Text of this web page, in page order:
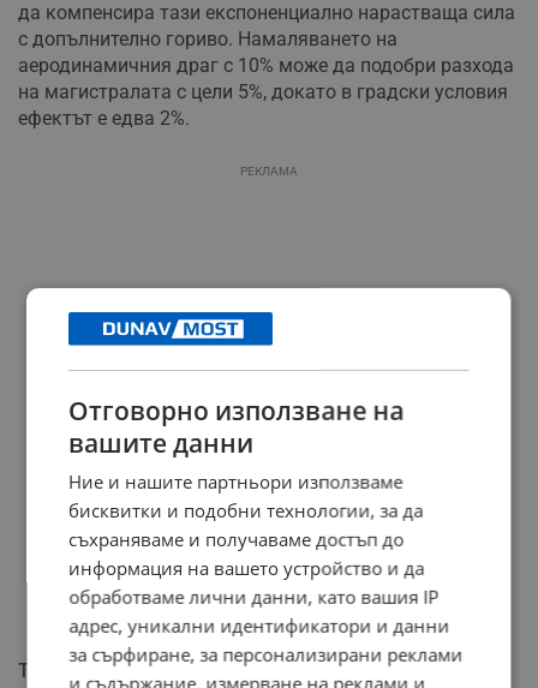
да компенсира тази експоненциално нарастваща сила
с допълнително гориво. Намаляването на
аеродинамичния драг с 10% може да подобри разхода
на магистралата с цели 5%, докато в градски условия
ефектът е едва 2%.
РЕКЛАМА
Тежък удар по електрическите коли
Отговорно използване на
вашите данни
Ние и нашите партньори използваме
бисквитки и подобни технологии, за да
съхраняваме и получаваме достъп до
информация на вашето устройство и да
обработваме лични данни, като вашия IP
адрес, уникални идентификатори и данни
за сърфиране, за персонализирани реклами